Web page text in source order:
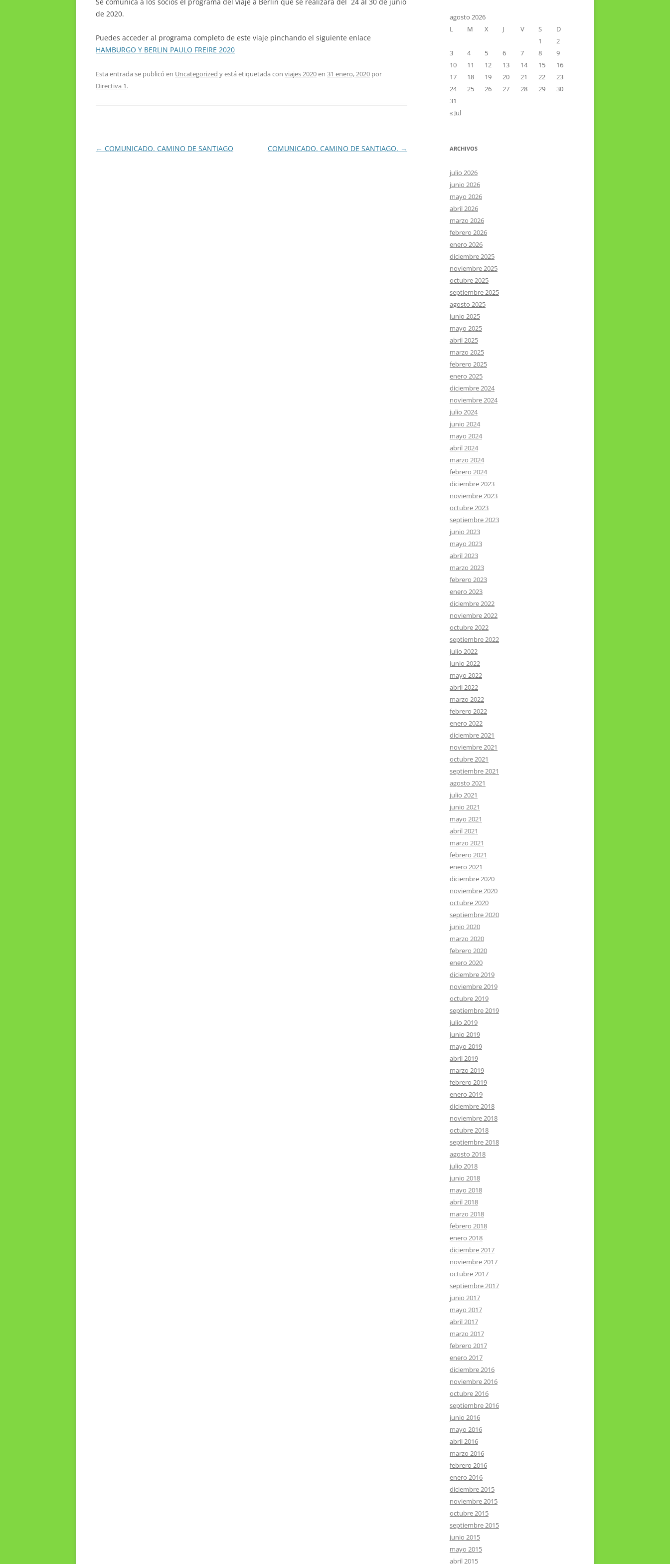
INFORMACIÓN DE VIAJES 2014
PINTURA AL OLEO Y ACUARELA
JAVIER HERNÁNDEZ VELÁZQUEZ
de 2020.
Puedes acceder al programa completo de este viaje pinchando el siguiente enlace
HAMBURGO Y BERLIN PAULO FREIRE 2020
Esta entrada se publicó en Uncategorized y está etiquetada con viajes 2020en 31 enero, 2020 por
Directiva 1.
Navegación
← COMUNICADO. CAMINO DE SANTIAGO COMUNICADO. CAMINO DE SANTIAGO. →
agosto 2026
L
M X J V S
D
1
2
3
4 5 6 7 8
9
10
11 12 13 14 15
16
17
18 19 20 21 22
23
24
25 26 27 28 29
30
31
« Jul
ARCHIVOS
julio 2026
junio 2026
mayo 2026
abril 2026
marzo 2026
febrero 2026
enero 2026
diciembre 2025
noviembre 2025
octubre 2025
septiembre 2025
agosto 2025
junio 2025
mayo 2025
abril 2025
marzo 2025
febrero 2025
enero 2025
diciembre 2024
noviembre 2024
julio 2024
junio 2024
mayo 2024
abril 2024
marzo 2024
febrero 2024
diciembre 2023
noviembre 2023
octubre 2023
septiembre 2023
junio 2023
mayo 2023
abril 2023
marzo 2023
febrero 2023
enero 2023
diciembre 2022
noviembre 2022
octubre 2022
septiembre 2022
julio 2022
junio 2022
mayo 2022
abril 2022
marzo 2022
febrero 2022
enero 2022
diciembre 2021
noviembre 2021
octubre 2021
septiembre 2021
agosto 2021
julio 2021
junio 2021
mayo 2021
abril 2021
marzo 2021
febrero 2021
enero 2021
diciembre 2020
noviembre 2020
octubre 2020
septiembre 2020
junio 2020
marzo 2020
febrero 2020
enero 2020
diciembre 2019
noviembre 2019
octubre 2019
septiembre 2019
julio 2019
junio 2019
mayo 2019
abril 2019
marzo 2019
febrero 2019
enero 2019
diciembre 2018
noviembre 2018
octubre 2018
septiembre 2018
agosto 2018
julio 2018
junio 2018
mayo 2018
abril 2018
marzo 2018
febrero 2018
enero 2018
diciembre 2017
noviembre 2017
octubre 2017
septiembre 2017
junio 2017
mayo 2017
abril 2017
marzo 2017
febrero 2017
enero 2017
diciembre 2016
noviembre 2016
octubre 2016
septiembre 2016
junio 2016
mayo 2016
abril 2016
marzo 2016
febrero 2016
enero 2016
diciembre 2015
noviembre 2015
octubre 2015
septiembre 2015
junio 2015
mayo 2015
abril 2015